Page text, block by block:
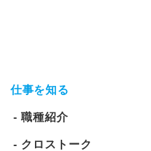
仕事を知る
職種紹介
クロストーク